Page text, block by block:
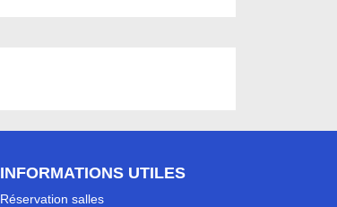
INFORMATIONS UTILES
Réservation salles